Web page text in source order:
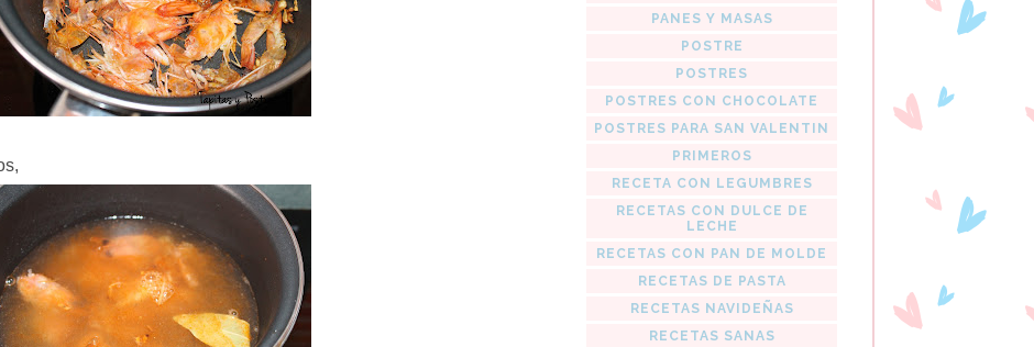
PANES Y MASAS
POSTRE
POSTRES
POSTRES CON CHOCOLATE
POSTRES PARA SAN VALENTIN
PRIMEROS
RECETA CON LEGUMBRES
RECETAS CON DULCE DE
LECHE
RECETAS CON PAN DE MOLDE
RECETAS DE PASTA
RECETAS NAVIDEÑAS
RECETAS SANAS